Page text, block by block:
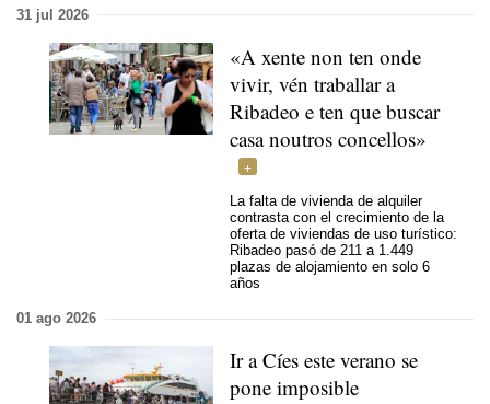
31 jul 2026
«A xente non ten onde
vivir, vén traballar a
Ribadeo e ten que buscar
casa noutros concellos»
La falta de vivienda de alquiler
contrasta con el crecimiento de la
oferta de viviendas de uso turístico:
Ribadeo pasó de 211 a 1.449
plazas de alojamiento en solo 6
años
01 ago 2026
Ir a Cíes este verano se
pone imposible